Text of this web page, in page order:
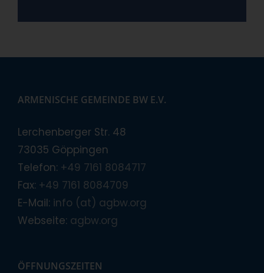
ARMENISCHE GEMEINDE BW E.V.
Lerchenberger Str. 48
73035 Göppingen
Telefon: +49 7161 8084717
Fax: +49 7161 8084709
E-Mail: info (at) agbw.org
Webseite: agbw.org
ÖFFNUNGSZEITEN